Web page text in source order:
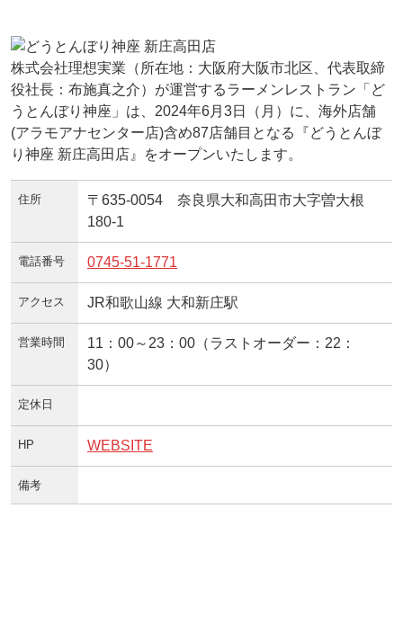
株式会社理想実業（所在地：大阪府大阪市北区、代表取締
役社長：布施真之介）が運営するラーメンレストラン「ど
うとんぼり神座」は、2024年6月3日（月）に、海外店舗
(アラモアナセンター店)含め87店舗目となる『どうとんぼ
り神座 新庄高田店』をオープンいたします。
住所
〒635-0054 奈良県大和高田市大字曽大根
180-1
電話番号 0745-51-1771
アクセス JR和歌山線 大和新庄駅
営業時間
11：00～23：00（ラストオーダー：22：
30）
定休日
HP WEBSITE
備考